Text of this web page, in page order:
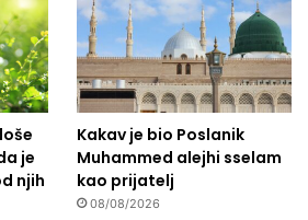
je
njih
Kakav je bio Poslanik
Muhammed alejhi sselam
kao prijatelj
08/08/2026